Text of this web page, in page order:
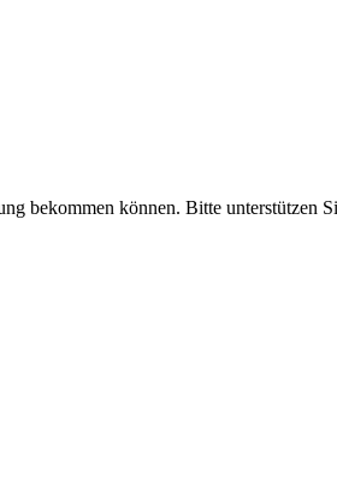
bekommen können. Bitte unterstützen